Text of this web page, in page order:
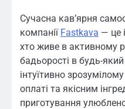
Сучасна кав’ярня
компанії Fastkava — це
хто живе в активному
бадьорості в будь-
інтуїтивно
оплаті та якісним
приготування